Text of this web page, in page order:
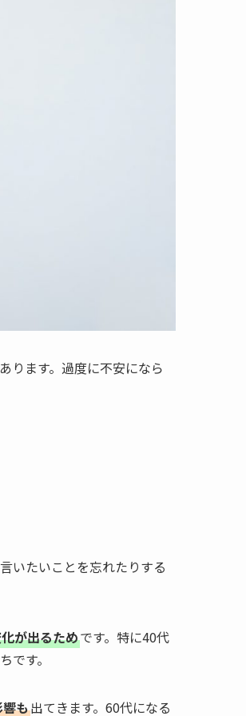
ります。過度に不安になら
いたいことを忘れたりする
が出るためです。特に40代
す。
も出てきます。60代になる